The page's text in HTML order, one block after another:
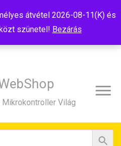
átvétel 2026-08-11(K) és
szünetel! Bezárás
Mikrokontroller Világ